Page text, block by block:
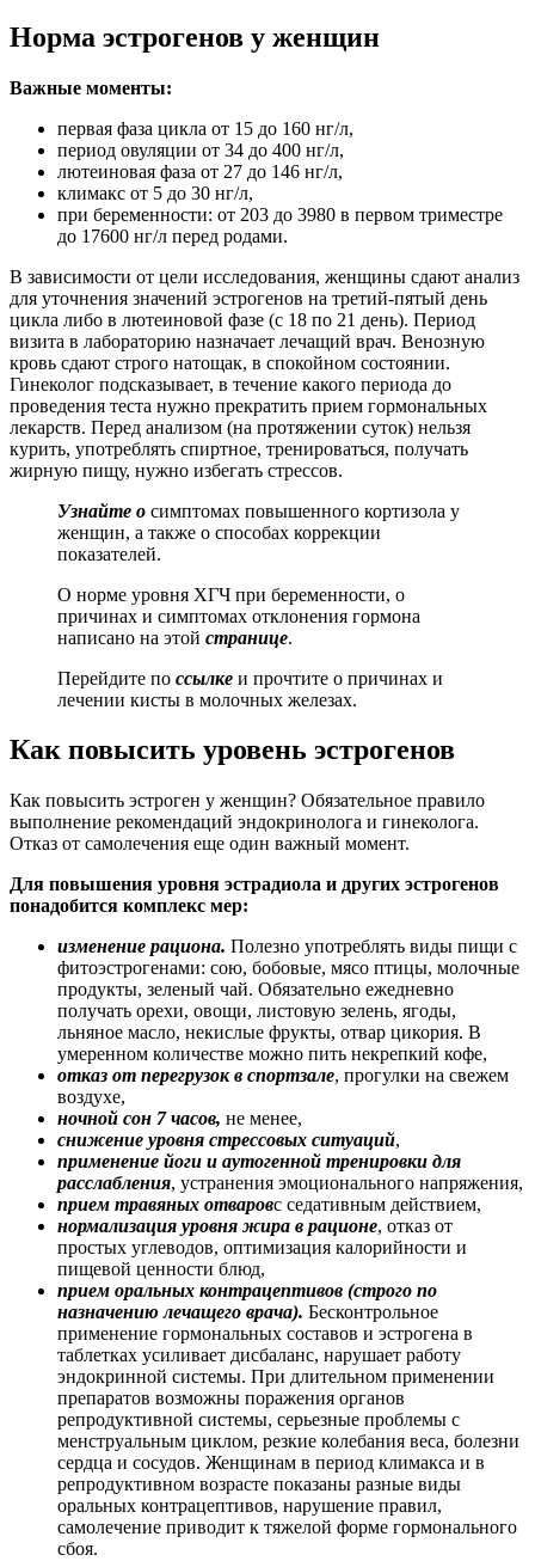
Норма эстрогенов у женщин
Важные моменты:
первая фаза цикла от 15 до 160 нг/л,
период овуляции от 34 до 400 нг/л,
лютеиновая фаза от 27 до 146 нг/л,
климакс от 5 до 30 нг/л,
при беременности: от 203 до 3980 в первом триместре
до 17600 нг/л перед родами.
В зависимости от цели исследования, женщины сдают анализ
для уточнения значений эстрогенов на третий-пятый день
цикла либо в лютеиновой фазе (с 18 по 21 день). Период
визита в лабораторию назначает лечащий врач. Венозную
кровь сдают строго натощак, в спокойном состоянии.
Гинеколог подсказывает, в течение какого периода до
проведения теста нужно прекратить прием гормональных
лекарств. Перед анализом (на протяжении суток) нельзя
курить, употреблять спиртное, тренироваться, получать
жирную пищу, нужно избегать стрессов.
Узнайте о симптомах повышенного кортизола у
женщин, а также о способах коррекции
показателей.
О норме уровня ХГЧ при беременности, о
причинах и симптомах отклонения гормона
написано на этой странице.
Перейдите по ссылке и прочтите о причинах и
лечении кисты в молочных железах.
Как повысить уровень эстрогенов
Как повысить эстроген у женщин? Обязательное правило
выполнение рекомендаций эндокринолога и гинеколога.
Отказ от самолечения еще один важный момент.
Для повышения уровня эстрадиола и других эстрогенов
понадобится комплекс мер:
изменение рациона. Полезно употреблять виды пищи с
фитоэстрогенами: сою, бобовые, мясо птицы, молочные
продукты, зеленый чай. Обязательно ежедневно
получать орехи, овощи, листовую зелень, ягоды,
льняное масло, некислые фрукты, отвар цикория. В
умеренном количестве можно пить некрепкий кофе,
отказ от перегрузок в спортзале, прогулки на свежем
воздухе,
ночной сон 7 часов, не менее,
снижение уровня стрессовых ситуаций,
применение йоги и аутогенной тренировки для
расслабления, устранения эмоционального напряжения,
прием травяных отваровс седативным действием,
нормализация уровня жира в рационе, отказ от
простых углеводов, оптимизация калорийности и
пищевой ценности блюд,
прием оральных контрацептивов (строго по
назначению лечащего врача). Бесконтрольное
применение гормональных составов и эстрогена в
таблетках усиливает дисбаланс, нарушает работу
эндокринной системы. При длительном применении
препаратов возможны поражения органов
репродуктивной системы, серьезные проблемы с
менструальным циклом, резкие колебания веса, болезни
сердца и сосудов. Женщинам в период климакса и в
репродуктивном возрасте показаны разные виды
оральных контрацептивов, нарушение правил,
самолечение приводит к тяжелой форме гормонального
сбоя.